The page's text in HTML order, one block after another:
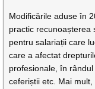
Modificările aduse în
practic recunoașterea
pentru salariații care
care a afectat
profesionale, în
ceferiștii etc. Mai